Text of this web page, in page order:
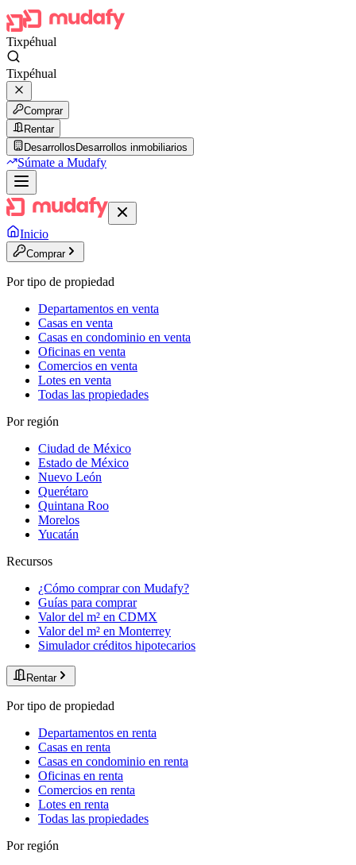
Tixpéhual
Tixpéhual
Comprar
Rentar
Desarrollos Desarrollos inmobiliarios
Súmate a Mudafy
Inicio
Comprar
Por tipo de propiedad
Departamentos en venta
Casas en venta
Casas en condominio en venta
Oficinas en venta
Comercios en venta
Lotes en venta
Todas las propiedades
Por región
Ciudad de México
Estado de México
Nuevo León
Querétaro
Quintana Roo
Morelos
Yucatán
Recursos
¿Cómo comprar con Mudafy?
Guías para comprar
Valor del m² en CDMX
Valor del m² en Monterrey
Simulador créditos hipotecarios
Rentar
Por tipo de propiedad
Departamentos en renta
Casas en renta
Casas en condominio en renta
Oficinas en renta
Comercios en renta
Lotes en renta
Todas las propiedades
Por región